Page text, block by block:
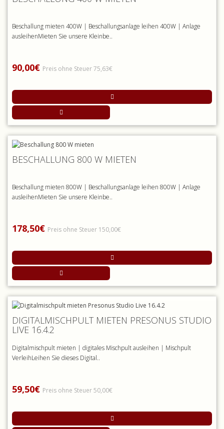
Beschallung mieten 400W | Beschallungsanlage leihen 400W | Anlage
ausleihenMieten Sie unsere Kleinbe..
90,00€ Preis ohne Steuer 75,63€
BESCHALLUNG 800 W MIETEN
Beschallung mieten 800W | Beschallungsanlage leihen 800W | Anlage
ausleihenMieten Sie unsere Kleinbe..
178,50€ Preis ohne Steuer 150,00€
DIGITALMISCHPULT MIETEN PRESONUS STUDIO
LIVE 16.4.2
Digitalmischpult mieten | digitales Mischpult ausleihen | Mischpult
VerleihLeihen Sie dieses Digital..
59,50€ Preis ohne Steuer 50,00€